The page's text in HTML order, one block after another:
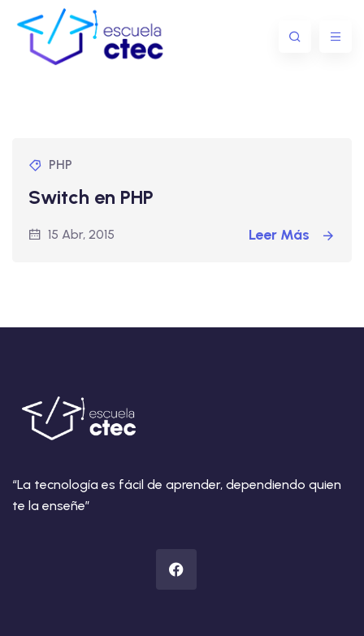
PHP
Switch en PHP
15 Abr, 2015 Leer Más
“La tecnología es fácil de aprender, dependiendo quien
te la enseñe”